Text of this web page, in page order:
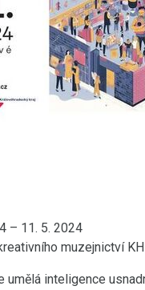
– 11. 5. 2024
muzejnictví
umělá inteligence